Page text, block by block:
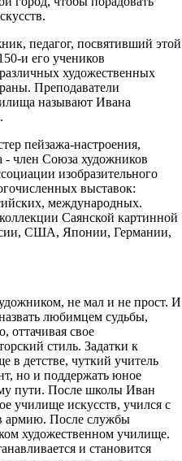
педагог, посвятивший этой
и его учеников
художественных
Преподаватели
называют Ивана
пейзажа-настроения,
- член Союза художников
изобразительного
выставок:
международных.
Саянской картинной
США, Японии, Германии,
не мал и не прост. И
любимцем судьбы,
оттачивая свое
стиль. Задатки к
детстве, чуткий учитель
но и поддержать юное
пути. После школы Иван
училище искусств, учился с
армию. После службы
художественном училище.
и становится